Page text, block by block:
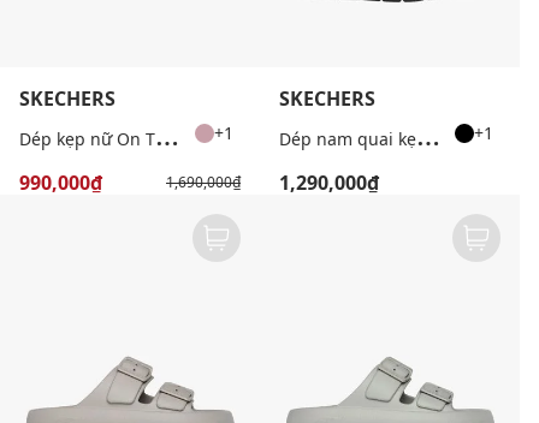
SKECHERS
D
ép kẹp nữ On The Go GOwalk 7 +1
990,000₫ 1,690,000₫
SKECHERS
D
ép nam quai kẹp GO WALK Flex Sandal Vallejo +1
1,290,000₫